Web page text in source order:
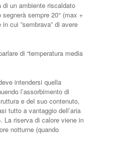
di un ambiente riscaldato
sempre 20° (max +
cui ”sembrava” di avere
di “temperatura media
intendersi quella
l’assorbimento di
e del suo contenuto,
tutto a vantaggio dell’aria
La riserva di calore viene in
notturne (quando